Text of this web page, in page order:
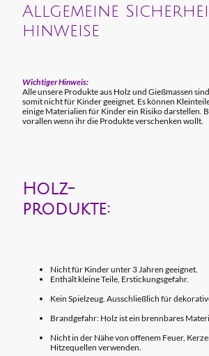
Allgemeine
hinweise
Wichtiger Hinweis:
Alle unsere Produkte aus Holz und Gießmassen
somit nicht für Kinder geeignet. Es können
einige Materialien für Kinder ein Risiko darstellen.
vorallen wenn ihr die Produkte verschenken wollt.
Holz-
produkte:
Nicht für Kinder unter 3 Jahren geeignet.
Enthält kleine Teile, Erstickungsgefahr.
Kein Spielzeug. Ausschließlich für
Brandgefahr: Holz ist ein brennbares
Nicht in der Nähe von offenem Feuer,
Hitzequellen verwenden.